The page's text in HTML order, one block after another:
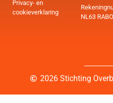
Privacy- en
cookieverklaring
NL63
2026 Stichting